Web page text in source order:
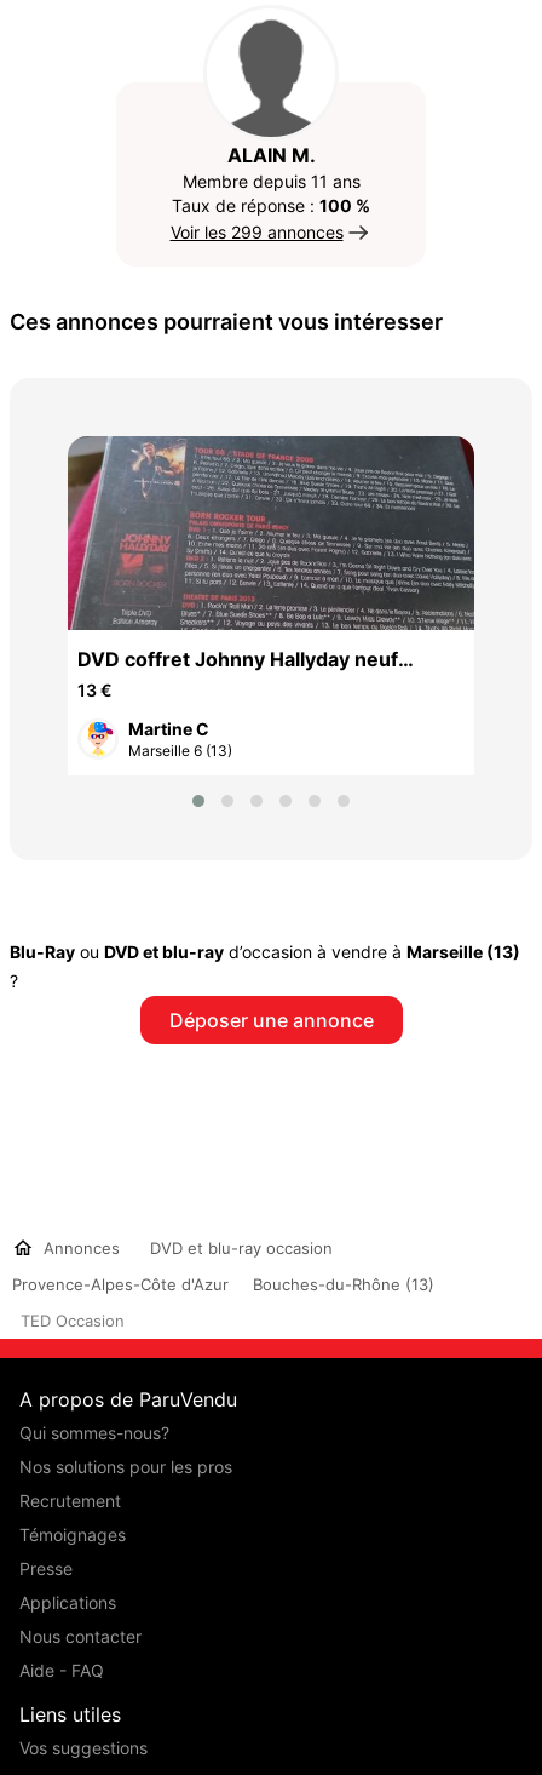
ALAIN M.
Membre depuis 11 ans
Taux de réponse : 100 %
Voir les 299 annonces
Ces annonces pourraient vous intéresser
DVD coffret Johnny Hallyday neuf
encore emballé
13 €
Martine C
Marseille 6 (13)
Blu-Ray ou DVD et blu-ray d’occasion à vendre à Marseille (13)
?
Déposer une annonce
Annonces
DVD et blu-ray occasion
Provence-Alpes-Côte d'Azur
Bouches-du-Rhône (13)
TED Occasion
A propos de ParuVendu
Qui sommes-nous?
Nos solutions pour les pros
Recrutement
Témoignages
Presse
Applications
Nous contacter
Aide - FAQ
Liens utiles
Vos suggestions